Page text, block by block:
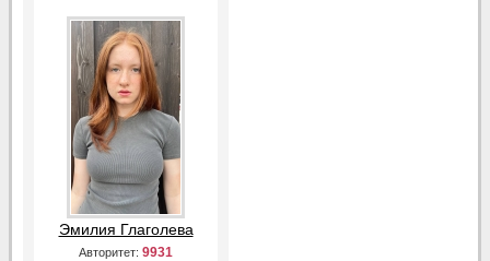
Эмилия Глаголева
Авторитет: 9931